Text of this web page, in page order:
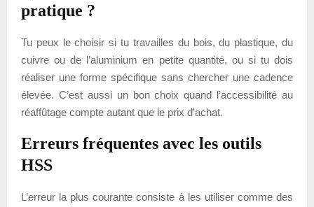
pratique ?
Tu peux le choisir si tu travailles du bois, du plastique, du
cuivre ou de l’aluminium en petite quantité, ou si tu dois
réaliser une forme spécifique sans chercher une cadence
élevée. C’est aussi un bon choix quand l’accessibilité au
réaffûtage compte autant que le prix d’achat.
Erreurs fréquentes avec les outils
HSS
L’erreur la plus courante consiste à les utiliser comme des